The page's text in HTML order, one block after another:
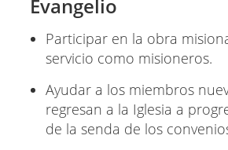
Evangelio
Participar en la obra
servicio como misioneros.
Ayudar a los miembros
regresan a la Iglesia a
de la senda de los